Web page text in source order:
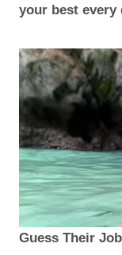
your best every
Guess Their